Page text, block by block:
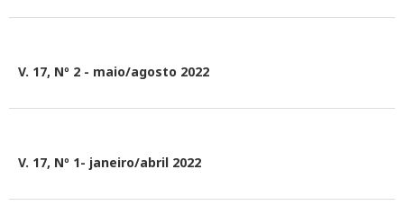
V. 17, Nº 2 - maio/agosto 2022
V. 17, Nº 1- janeiro/abril 2022